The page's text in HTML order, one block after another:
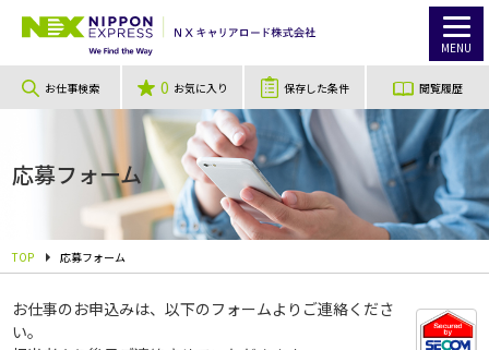
MENU
お仕事検索 0 お気に入り 保存した条件 閲覧履歴
応募フォーム
TOP 応募フォーム
お仕事のお申込みは、以下のフォームよりご連絡くださ
い。